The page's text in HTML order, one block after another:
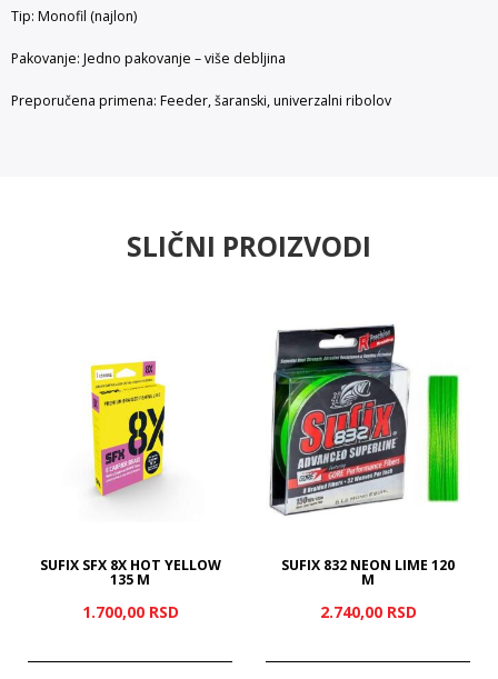
Tip: Monofil (najlon)
Pakovanje: Jedno pakovanje – više debljina
Preporučena primena: Feeder, šaranski, univerzalni ribolov
SLIČNI PROIZVODI
SUFIX SFX 8X HOT YELLOW
135 M
1.700,00 RSD
SUFIX 832 NEON LIME 120
M
2.740,00 RSD